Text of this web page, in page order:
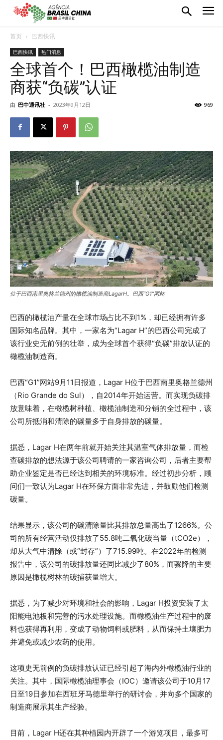
首页 巴西快讯
巴西快讯 热门消息
全球首个！巴西橄榄油制造
商获“负碳”认证
由 巴中通讯社 - 2023年9月12日 969
位于巴西南里奥格兰德州的橄榄油制造商LagarH。巴西“G1”网站
巴西的橄榄油产量在全球市场占比不到1%，却已经拥有许多
国际知名品牌。其中，一家名为“Lagar H”的巴西公司完成了
该行业史无前例的壮举，成为全球首个获得“负碳”排放认证的
橄榄油制造商。
巴西“G1”网站9月11日报道，Lagar H位于巴西南里奥格兰德州
（Rio Grande do Sul），自2014年开始运营。而实现负碳排
放意味着，在橄榄树种植、橄榄油制造和分销的全过程中，该
公司所抵消和清除的碳量多于自身排放的碳量。
据悉，Lagar H在两年前就开始关注其温室气体排放量，而检
查碳排放的想法源于该公司聘请的一家咨询公司，后者主要帮
助企业鉴定是否已经达到相关的环境标准。经过初步分析，顾
问们一致认为Lagar H在环保方面非常先进，并鼓励他们检测
碳量。
结果显示，该公司的碳清除量比其排放总量高出了1266%。公
司的所有经营活动仅排放了55.8吨二氧化碳当量（tCO2e），
却从大气中清除（或“封存”）了715.99吨。在2022年的检测
报告中，该公司的碳排放量还同比减少了80%，而骤降的主要
原因是橄榄树林的碳捕获量增大。
据悉，为了减少对环境和社会的影响，Lagar H投资安装了太
阳能电池板和完善的污水处理设施。而橄榄油生产过程中的废
料也获得再利用，变成了动物饲料或肥料，从而保持土壤肥力
并避免或减少农药的使用。
这项史无前例的负碳排放认证已经引起了海内外橄榄油行业的
关注。其中，国际橄榄油理事会（IOC）邀请该公司于10月17
日至19日参加在西班牙马德里举行的研讨会，并向多个国家的
制造商展示其生产经验。
目前，Lagar H还在其种植园内开辟了一个游览项目，最多可